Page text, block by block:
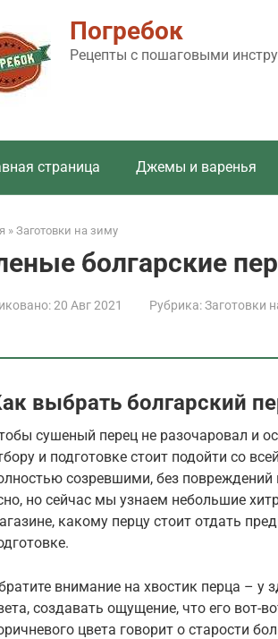
Погребок
Рецепты с пошаговыми
страница Джемы и варенья
» Заготовки на зиму
болгарские
20 Авг 2021 Рубрика:Заготовки
выбрать болгарский
сушеный перец не разочаровал и
и подготовке стоит подойти со
созревшими, без повреждений
но сейчас мы узнаем небольшие
какому перцу стоит отдать
внимание на хвостик перца – у
создавать ощущение, что его вот-
цвета говорит о старости